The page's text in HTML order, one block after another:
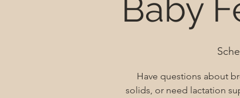
Baby
Have questions about
solids, or need lactation